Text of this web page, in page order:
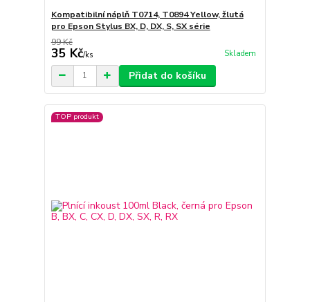
Kompatibilní náplň T0714, T0894 Yellow, žlutá
pro Epson Stylus BX, D, DX, S, SX série
99 Kč
35 Kč/ks Skladem
Přidat do košíku
TOP produkt